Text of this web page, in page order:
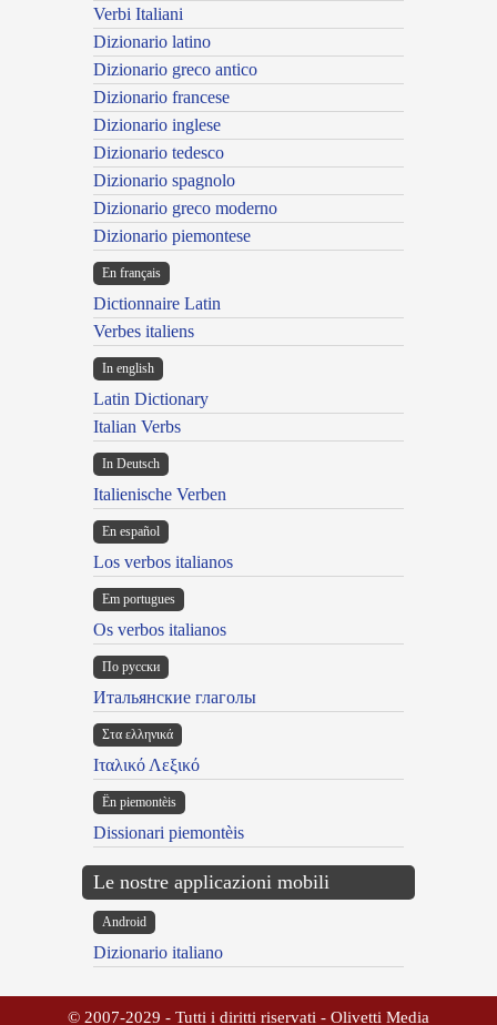
Verbi Italiani
Dizionario latino
Dizionario greco antico
Dizionario francese
Dizionario inglese
Dizionario tedesco
Dizionario spagnolo
Dizionario greco moderno
Dizionario piemontese
En français
Dictionnaire Latin
Verbes italiens
In english
Latin Dictionary
Italian Verbs
In Deutsch
Italienische Verben
En español
Los verbos italianos
Em portugues
Os verbos italianos
По русски
Итальянские глаголы
Στα ελληνικά
Ιταλικό Λεξικό
Ën piemontèis
Dissionari piemontèis
Le nostre applicazioni mobili
Android
Dizionario italiano
© 2007-2029 - Tutti i diritti riservati - Olivetti Media